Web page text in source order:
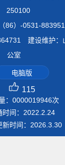
250100
86）-0531-
建设维护：
公室
电脑版
115
： 0000019946次
间： 2022 2 24
时间： 2026 3 30